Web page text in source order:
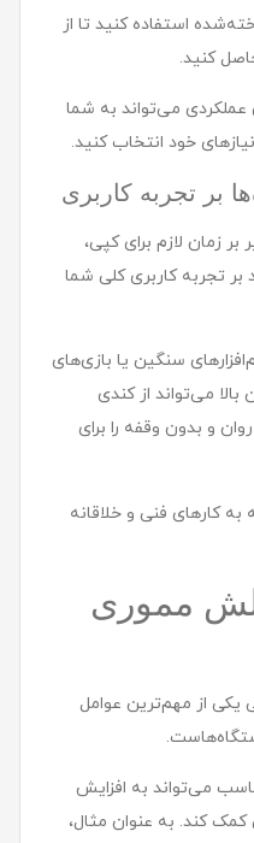
استفاده کنید تا از
کنید.
می‌تواند به شما
خود انتخاب کنید.
بر تجربه کاربری
بر زمان لازم برای کپی،
بر تجربه کاربری کلی شما
سنگین یا بازی‌های
می‌تواند از کندی
و بدون وقفه را برای
به کارهای فنی و خلاقانه
مموری
از مهم‌ترین عوامل
می‌تواند به افزایش
کند. به عنوان مثال،